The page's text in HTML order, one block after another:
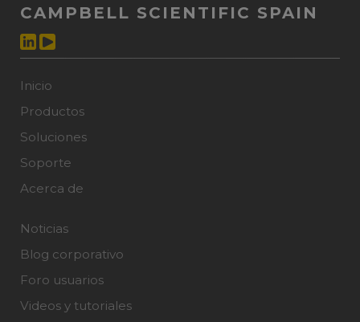
CAMPBELL SCIENTIFIC SPAIN
Inicio
Productos
Soluciones
Soporte
Acerca de
Noticias
Blog corporativo
Foro usuarios
Videos y tutoriales